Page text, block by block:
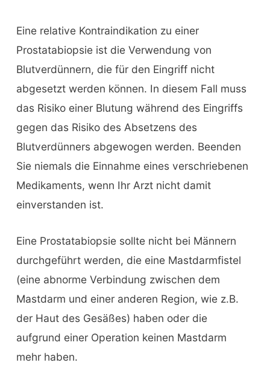
Eine relative Kontraindikation zu einer
Prostatabiopsie ist die Verwendung von
Blutverdünnern, die für den Eingriff nicht
abgesetzt werden können. In diesem Fall muss
das Risiko einer Blutung während des Eingriffs
gegen das Risiko des Absetzens des
Blutverdünners abgewogen werden. Beenden
Sie niemals die Einnahme eines verschriebenen
Medikaments, wenn Ihr Arzt nicht damit
einverstanden ist.
Eine Prostatabiopsie sollte nicht bei Männern
durchgeführt werden, die eine Mastdarmfistel
(eine abnorme Verbindung zwischen dem
Mastdarm und einer anderen Region, wie z.B.
der Haut des Gesäßes) haben oder die
aufgrund einer Operation keinen Mastdarm
mehr haben.